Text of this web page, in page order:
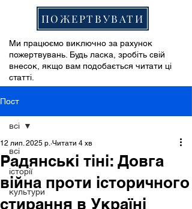
ПОЖЕРТВУВАТИ
Ми працюємо виключно за рахунок
пожертвувань. Будь ласка, зробіть свій
внесок, якщо вам подобається читати ці
статті.
Пост
всі
історії
культури
всі
Радянські тіні: Довга
війна проти історичного
стирання в Україні
12 лип. 2025 р. Читати 4 хв